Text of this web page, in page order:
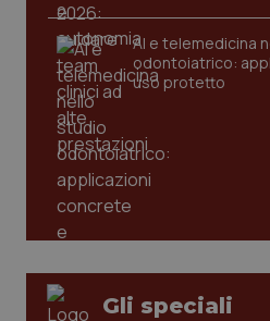
AI e telemedicina
odontoiatrico:
uso protetto
Gli speciali